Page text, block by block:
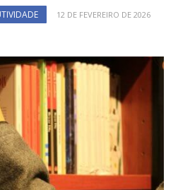
12 DE FEVEREIRO DE 2026